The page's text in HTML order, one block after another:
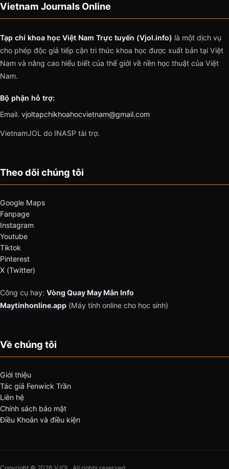
Vietnam Journals Online
Tạp chí khoa học Việt Nam Trực tuyến (Vjol.info) là một dịch vụ
cho phép độc giả tiếp cận tri thức khoa học được xuất bản tại Việt
Nam và nâng cao hiểu biết của thế giới về nền học thuật của Việt
Nam.
Bộ phận hỗ trợ:
Email. vjoltapchikhoahocvietnam@gmail.com
VietnamJOL do INASP tài trợ.
Theo dõi chúng tôi
Google Maps
Fanpage
Instagram
Youtube
Tiktok
Pinterest
X (Twitter)
Công cụ hay: Vòng Quay May Mắn Info
Maytinhonline.app (Máy tính online cho học sinh)
Về chúng tôi
Giới thiệu
Tác giả Fenwick Trần
Liên hệ
Chính sách bảo mật
Điều Khoản và điều kiện